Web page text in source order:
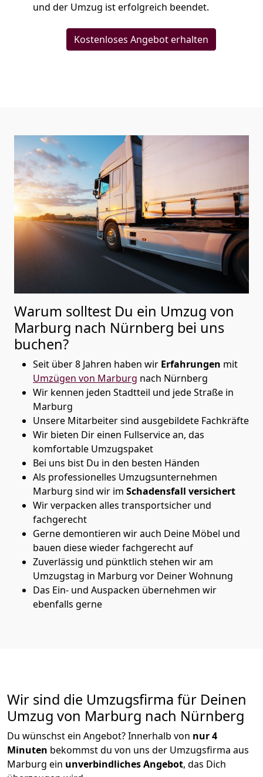
und der Umzug ist erfolgreich beendet.
Kostenloses Angebot erhalten
Warum solltest Du ein Umzug von
Marburg nach Nürnberg bei uns
buchen?
Seit über 8 Jahren haben wir Erfahrungen mit
Umzügen von Marburg nach Nürnberg
Wir kennen jeden Stadtteil und jede Straße in
Marburg
Unsere Mitarbeiter sind ausgebildete Fachkräfte
Wir bieten Dir einen Fullservice an, das
komfortable Umzugspaket
Bei uns bist Du in den besten Händen
Als professionelles Umzugsunternehmen
Marburg sind wir im Schadensfall versichert
Wir verpacken alles transportsicher und
fachgerecht
Gerne demontieren wir auch Deine Möbel und
bauen diese wieder fachgerecht auf
Zuverlässig und pünktlich stehen wir am
Umzugstag in Marburg vor Deiner Wohnung
Das Ein- und Auspacken übernehmen wir
ebenfalls gerne
Wir sind die Umzugsfirma für Deinen
Umzug von Marburg nach Nürnberg
Du wünschst ein Angebot? Innerhalb von nur 4
Minuten bekommst du von uns der Umzugsfirma aus
Marburg ein unverbindliches Angebot, das Dich